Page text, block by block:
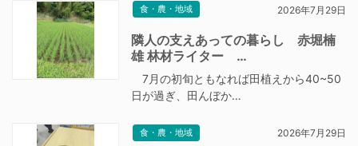
食・農・地域 2026年7月29日
隣人の支えあっての暮らし 赤堀楠
雄 林材ライター …
7月の初旬ともなれば田植えから40~50
日が過ぎ、田んぼか…
食・農・地域 2026年7月29日